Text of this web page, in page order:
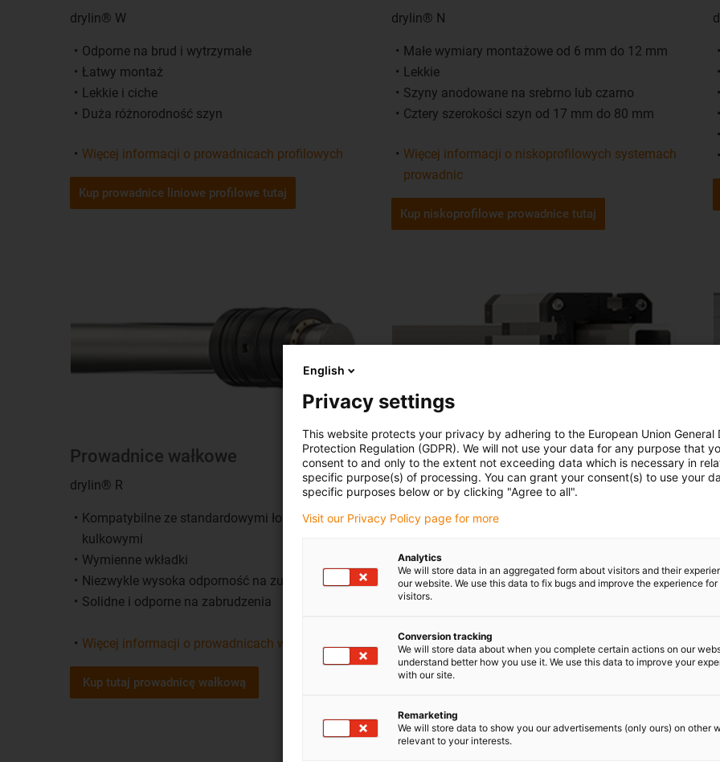
drylin® W
Odporne na brud i wytrzymałe
Łatwy montaż
Lekkie i ciche
Duża różnorodność szyn
Więcej informacji o prowadnicach profilowych
Kup prowadnice liniowe profilowe tutaj
drylin® N
Małe wymiary montażowe od 6 mm do 12 mm
Lekkie
Szyny anodowane na srebrno lub czarno
Cztery szerokości szyn od 17 mm do 80 mm
Więcej informacji o niskoprofilowych systemach
prowadnic
Kup niskoprofilowe prowadnice tutaj
Prowadnice wałkowe
drylin® R
Kompatybilne ze standardowymi łożyskami
kulkowymi
Wymienne wkładki
Niezwykle wysoka odporność na zużycie
Solidne i odporne na zabrudzenia
Więcej informacji o prowadnicach wałkowych
Kup tutaj prowadnicę wałkową
Kwadratowe prowadnice liniowe
drylin® Q
Odporne na skręcanie prowadnice liniowe
Nieskończenie regulowany luz łożyska
Wytrzymałe i bezsmarowe
liniowych
Kup kwadratowe prowadnice liniowe tutaj
English
Privacy settings
This website protects your privacy by adhering to the European Union General
Protection Regulation (GDPR). We will not use your data for any purpose that
consent to and only to the extent not exceeding data which is necessary in
specific purpose(s) of processing. You can grant your consent(s) to use your
specific purposes below or by clicking "Agree to all".
Visit our Privacy Policy page for more
Analytics
We will store data in an aggregated form about visitors and their
our website. We use this data to fix bugs and improve the experience for
visitors.
Conversion tracking
We will store data about when you complete certain actions on our
understand better how you use it. We use this data to improve your
with our site.
Remarketing
We will store data to show you our advertisements (only ours) on other
relevant to your interests.